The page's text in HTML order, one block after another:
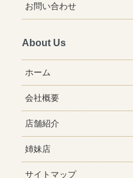
お問い合わせ
About Us
ホーム
会社概要
店舗紹介
姉妹店
サイトマップ